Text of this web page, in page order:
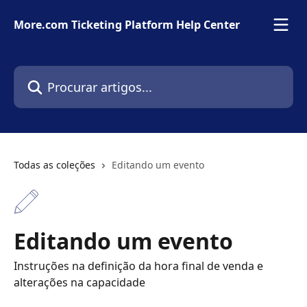
More.com Ticketing Platform Help Center
Procurar artigos...
Todas as coleções Editando um evento
Editando um evento
Instruções na definição da hora final de venda e
alterações na capacidade